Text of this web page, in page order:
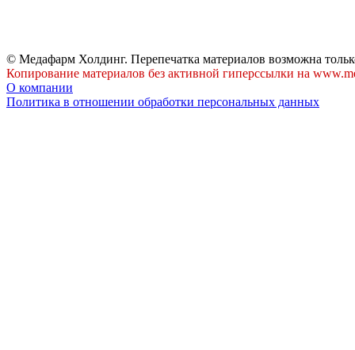
© Медафарм Холдинг. Перепечатка материалов возможна
Копирование материалов без активной гиперссылки на
О компании
Политика в отношении обработки персональных данных